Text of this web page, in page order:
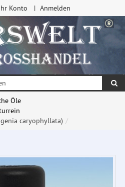
Konto Anmelden
Öle
caryophyllata)